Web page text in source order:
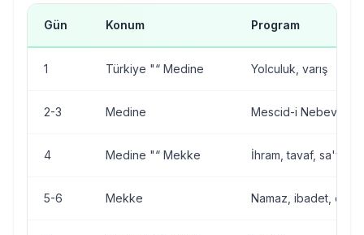
Gün Konum Program
1 Türkiye "“ Medine Yolculuk, varış
2-3 Medine Mescid-i Nebevi,
4 Medine "“ Mekke İhram, tavaf, sa'y
5-6 Mekke Namaz, ibadet, ek